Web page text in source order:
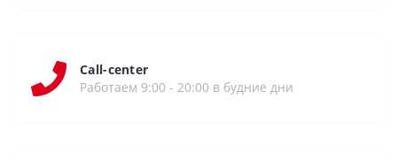
Call-center
Работаем 9:00 - 20:00 в будние дни